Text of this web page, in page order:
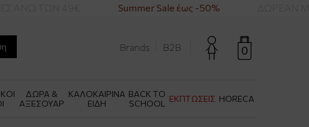
ΑΝΩ ΤΩΝ 49€ Summer Sale έως -50% ΔΩΡΕΑΝ
0
Brands B2B
ΔΩΡΑ &
ΑΞΕΣΟΥΑΡ
ΚΑΛΟΚΑΙΡΙΝΑ
ΕΙΔΗ
BACK TO
SCHOOL
ΕΚΠΤΩΣΕΙΣ HORECA